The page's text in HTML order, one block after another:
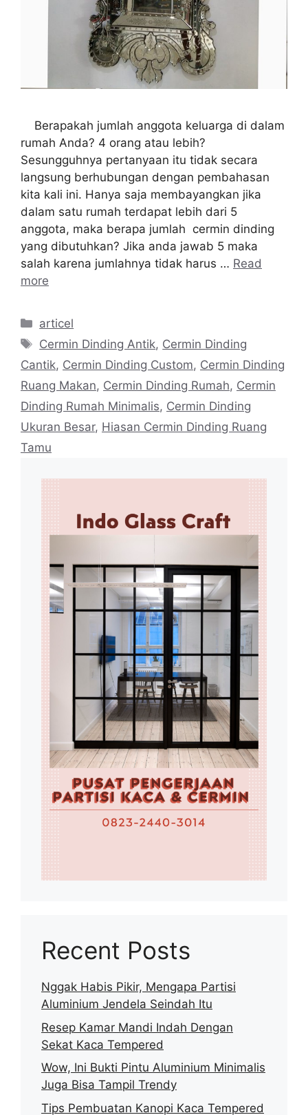
Berapakah jumlah anggota keluarga di dalam
rumah Anda? 4 orang atau lebih?
Sesungguhnya pertanyaan itu tidak secara
langsung berhubungan dengan pembahasan
kita kali ini. Hanya saja membayangkan jika
dalam satu rumah terdapat lebih dari 5
anggota, maka berapa jumlah cermin dinding
yang dibutuhkan? Jika anda jawab 5 maka
salah karena jumlahnya tidak harus … Read
more
Categories
articel
Tags
Cermin Dinding Antik, Cermin Dinding
Cantik, Cermin Dinding Custom, Cermin Dinding
Ruang Makan, Cermin Dinding Rumah, Cermin
Dinding Rumah Minimalis, Cermin Dinding
Ukuran Besar, Hiasan Cermin Dinding Ruang
Tamu
Recent Posts
Nggak Habis Pikir, Mengapa Partisi
Aluminium Jendela Seindah Itu
Resep Kamar Mandi Indah Dengan
Sekat Kaca Tempered
Wow, Ini Bukti Pintu Aluminium Minimalis
Juga Bisa Tampil Trendy
Tips Pembuatan Kanopi Kaca Tempered